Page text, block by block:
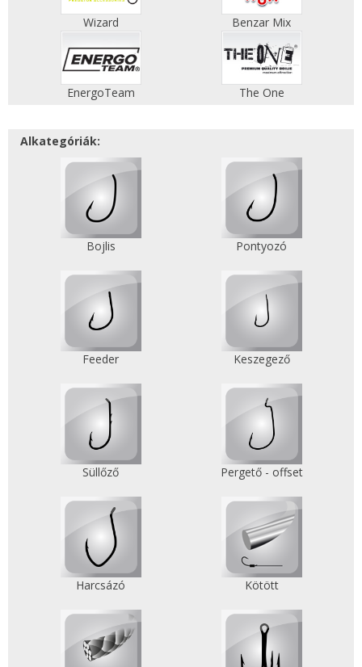
Wizard Benzar Mix
EnergoTeam The One
Alkategóriák:
Bojlis Pontyozó
Feeder Keszegező
Süllőző Pergető - offset
Harcsázó Kötött